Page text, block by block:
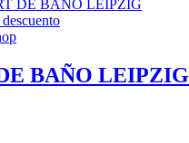
BAÑO LEIPZIG